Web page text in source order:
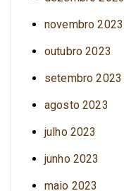
novembro 2023
outubro 2023
setembro 2023
agosto 2023
julho 2023
junho 2023
maio 2023